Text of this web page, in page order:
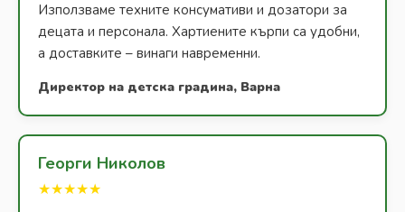
Използваме техните консумативи и дозатори за
децата и персонала. Хартиените кърпи са удобни,
а доставките – винаги навременни.
Директор на детска градина, Варна
Георги Николов
★★★★★